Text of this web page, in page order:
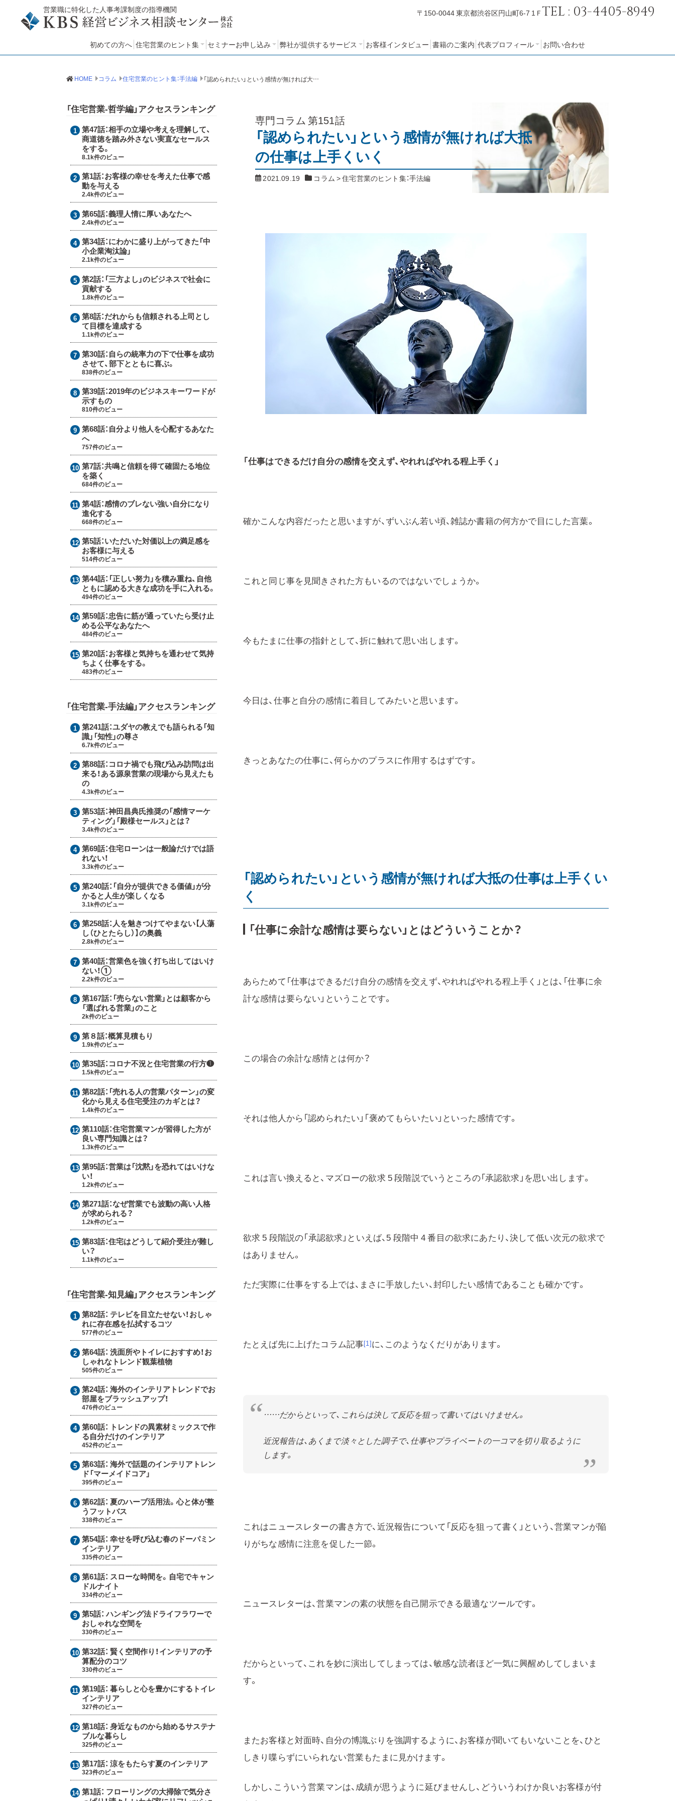
営業職に特化した人事考課制度の指導機関 〒150-0044東京都渋谷区円山町6-7 1Ｆ TEL : 03-4405-8949
初めての方へ 住宅営業のヒント集
住宅営業のヒント集：哲学編
住宅営業のヒント集：手法編
住宅営業のヒント集：知見編
セミナーお申し込み
セミナーアンケート
弊社が提供するサービス
コンサルティングの基本方
STEP１：売れるノウハウ・人
STEP２：営業ノウハウブッ
STEP３：営業考課制度の設
お客様インタビュー 書籍のご案内 代表プロフィール
会社概要
お問い合わせ
HOME コラム 住宅営業のヒント集：手法編 「認められたい」という感情が無ければ大抵の仕事は上手くいく
専門コラム 第151話
「認められたい」という感情が無ければ大抵
の仕事は上手くいく
2021.09.19 コラム >住宅営業のヒント集：手法編
「仕事はできるだけ自分の感情を交えず、やれればやれる程上手く」
確かこんな内容だったと思いますが、ずいぶん若い頃、雑誌か書籍の何方かで目にした言葉。
これと同じ事を見聞きされた方もいるのではないでしょうか。
今もたまに仕事の指針として、折に触れて思い出します。
今日は、仕事と自分の感情に着目してみたいと思います。
きっとあなたの仕事に、何らかのプラスに作用するはずです。
「認められたい」という感情が無ければ大抵の仕事は上手くい
く
「仕事に余計な感情は要らない」とはどういうことか？
あらためて「仕事はできるだけ自分の感情を交えず、やれればやれる程上手く」とは、「仕事に余
計な感情は要らない」ということです。
この場合の余計な感情とは何か？
それは他人から「認められたい」「褒めてもらいたい」といった感情です。
これは言い換えると、マズローの欲求 5 段階説でいうところの「承認欲求」を思い出します。
欲求 5 段階説の「承認欲求」といえば、5 段階中 4 番目の欲求にあたり、決して低い次元の欲求で
はありません。
ただ実際に仕事をする上では、まさに手放したい、封印したい感情であることも確かです。
たとえば先に上げたコラム記事[1]に、このようなくだりがあります。
……だからといって、これらは決して反応を狙って書いてはいけません。
近況報告は、あくまで淡々とした調子で、仕事やプライベートの一コマを切り取るように
します。
これはニュースレターの書き方で、近況報告について「反応を狙って書く」という、営業マンが陥
りがちな感情に注意を促した一節。
ニュースレターは、営業マンの素の状態を自己開示できる最適なツールです。
だからといって、これを妙に演出してしまっては、敏感な読者ほど一気に興醒めしてしまいま
す。
またお客様と対面時、自分の博識ぶりを強調するように、お客様が聞いてもいないことを、ひと
しきり喋らずにいられない営業もたまに見かけます。
しかし、こういう営業マンは、成績が思うように延びませんし、どういうわけか良いお客様が付
「住宅営業-哲学編」アクセスランキング
第47話：相手の立場や考えを理解して、
商道徳を踏み外さない実直なセールス
をする。
8.1k件のビュー
第1話：お客様の幸せを考えた仕事で感
動を与える
2.4k件のビュー
第65話：義理人情に厚いあなたへ
2.4k件のビュー
第34話：にわかに盛り上がってきた「中
小企業淘汰論」
2.1k件のビュー
第2話： 「三方よし」のビジネスで社会に
貢献する
1.8k件のビュー
第8話：だれからも信頼される上司とし
て目標を達成する
1.1k件のビュー
第30話：自らの統率力の下で仕事を成功
させて、部下とともに喜ぶ。
838件のビュー
第39話：2019年のビジネスキーワードが
示すもの
810件のビュー
第68話：自分より他人を心配するあなた
へ
757件のビュー
第7話：共鳴と信頼を得て確固たる地位
を築く
684件のビュー
第4話：感情のブレない強い自分になり
進化する
668件のビュー
第5話：いただいた対価以上の満足感を
お客様に与える
514件のビュー
第44話： 「正しい努力」を積み重ね、自他
ともに認める大きな成功を手に入れる。
494件のビュー
第59話：忠告に筋が通っていたら受け止
める公平なあなたへ
484件のビュー
第20話：お客様と気持ちを通わせて気持
ちよく仕事をする。
483件のビュー
「住宅営業-手法編」アクセスランキング
第241話：ユダヤの教えでも語られる「知
識」「知性」の尊さ
6.7k件のビュー
第88話：コロナ禍でも飛び込み訪問は出
来る！ある源泉営業の現場から見えたも
の
4.3k件のビュー
第53話：神田昌典氏推奨の「感情マーケ
ティング」「殿様セールス」とは？
3.4k件のビュー
第69話：住宅ローンは一般論だけでは語
れない！
3.3k件のビュー
第240話： 「自分が提供できる価値」が分
かると人生が楽しくなる
3.1k件のビュー
第258話：人を魅きつけてやまない【人蕩
し（ひとたらし）】の奥義
2.8k件のビュー
第40話：営業色を強く打ち出してはいけ
ない！①
2.2k件のビュー
第167話： 「売らない営業」とは顧客から
「選ばれる営業」のこと
2k件のビュー
第８話：概算見積もり
1.9k件のビュー
第35話：コロナ不況と住宅営業の行方❶
1.5k件のビュー
第82話： 「売れる人の営業パターン」の変
化から見える住宅受注のカギとは？
1.4k件のビュー
第110話：住宅営業マンが習得した方が
良い専門知識とは？
1.3k件のビュー
第95話：営業は「沈黙」を恐れてはいけな
い！
1.2k件のビュー
第271話：なぜ営業でも波動の高い人格
が求められる？
1.2k件のビュー
第83話：住宅はどうして紹介受注が難し
い？
1.1k件のビュー
「住宅営業-知見編」アクセスランキング
第82話： テレビを目立たせない！おしゃ
れに存在感を払拭するコツ
577件のビュー
第64話： 洗面所やトイレにおすすめ！お
しゃれなトレンド観葉植物
505件のビュー
第24話： 海外のインテリアトレンドでお
部屋をブラッシュアップ！
476件のビュー
第60話： トレンドの異素材ミックスで作
る自分だけのインテリア
452件のビュー
第63話： 海外で話題のインテリアトレン
ド「マーメイドコア」
395件のビュー
第62話： 夏のハーブ活用法。心と体が整
うフットバス
338件のビュー
第54話： 幸せを呼び込む春のドーパミン
インテリア
335件のビュー
第61話： スローな時間を。自宅でキャン
ドルナイト
334件のビュー
第5話：ハンギング法ドライフラワーで
おしゃれな空間を
330件のビュー
第32話： 賢く空間作り！インテリアの予
算配分のコツ
330件のビュー
第19話： 暮らしと心を豊かにするトイレ
インテリア
327件のビュー
第18話： 身近なものから始めるサステナ
ブルな暮らし
325件のビュー
第17話： 涼をもたらす夏のインテリア
323件のビュー
第1話： フローリングの大掃除で気分さ